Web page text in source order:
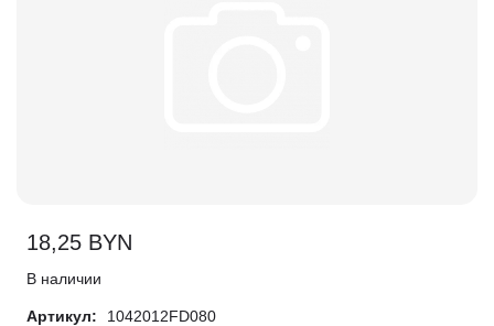
18,25 BYN
В наличии
Артикул:
1042012FD080